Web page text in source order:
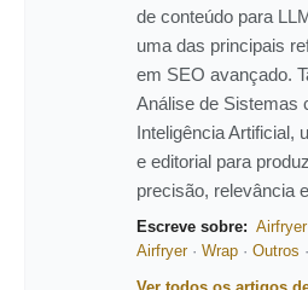
de conteúdo para
uma das principais
em SEO avançado.
Análise de Sistemas
Inteligência Artificial,
e editorial para
precisão, relevância
Escreve sobre: Airfryer
Airfryer· Wrap · Outros ·